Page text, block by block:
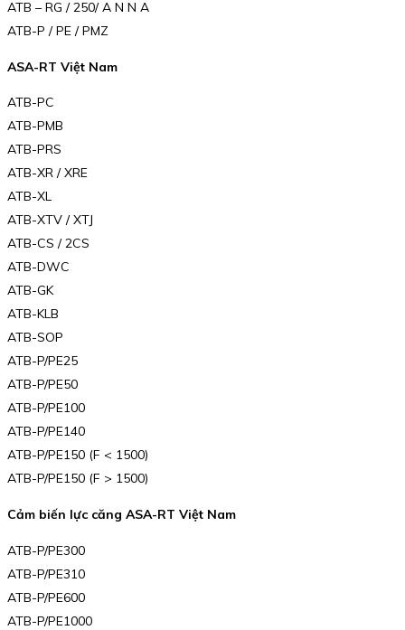
ATB – RG / 250/ A N N A
ATB-P / PE / PMZ
ASA-RT Việt Nam
ATB-PC
ATB-PMB
ATB-PRS
ATB-XR / XRE
ATB-XL
ATB-XTV / XTJ
ATB-CS / 2CS
ATB-DWC
ATB-GK
ATB-KLB
ATB-SOP
ATB-P/PE25
ATB-P/PE50
ATB-P/PE100
ATB-P/PE140
ATB-P/PE150 (F < 1500)
ATB-P/PE150 (F > 1500)
Cảm biến lực căng ASA-RT Việt Nam
ATB-P/PE300
ATB-P/PE310
ATB-P/PE600
ATB-P/PE1000